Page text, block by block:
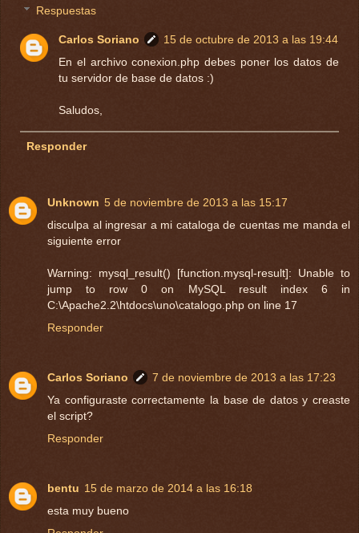
Respuestas
Carlos Soriano
15 de octubre de 2013 a las 19:44
En el archivo conexion.php debes poner los datos de
tu servidor de base de datos :)
Saludos,
Responder
Unknown 5 de noviembre de 2013 a las 15:17
disculpa al ingresar a mi cataloga de cuentas me manda el
siguiente error
Warning: mysql_result() [function.mysql-result]: Unable to
jump to row 0 on MySQL result index 6 in
C:\Apache2.2\htdocs\uno\catalogo.php on line 17
Responder
Carlos Soriano
7 de noviembre de 2013 a las 17:23
Ya configuraste correctamente la base de datos y creaste
el script?
Responder
bentu 15 de marzo de 2014 a las 16:18
esta muy bueno